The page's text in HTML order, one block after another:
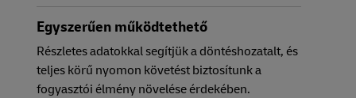
Egyszerűen működtethető
Részletes adatokkal segítjük a döntéshozatalt, és
teljes körű nyomon követést biztosítunk a
fogyasztói élmény növelése érdekében.